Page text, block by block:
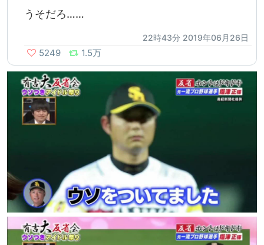
うそだろ……
22時43分 2019年06月26日
5249 1.5万